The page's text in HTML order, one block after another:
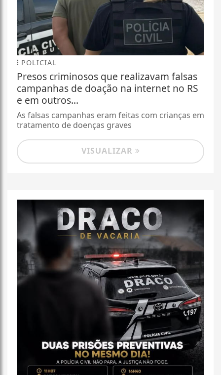
POLICIAL
Presos criminosos que realizavam falsas
campanhas de doação na internet no RS
e em outros...
As falsas campanhas eram feitas com crianças em
tratamento de doenças graves
VISUALIZAR